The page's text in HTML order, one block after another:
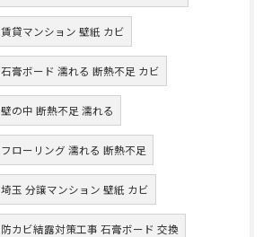
賃貸マンション 壁紙 カビ
石膏ボード 濡れる 断熱不足 カビ
壁の中 断熱不足 濡れる
フローリング 濡れる 断熱不足
埼玉 分譲マンション 壁紙 カビ
防カビ結露対策工事 石膏ボード 交換